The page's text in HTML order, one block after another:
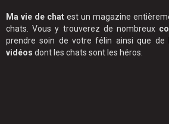
Ma vie de chat est un magazine
chats. Vous y trouverez de nombreux
prendre soin de votre félin ainsi que de
vidéos dont les chats sont les héros.